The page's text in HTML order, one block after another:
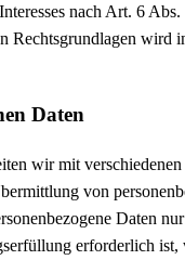
nach Art. 6
Rechtsgrundlagen wird
Daten
wir mit
von
Daten
erforderlich